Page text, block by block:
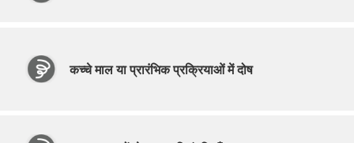
कच्चे माल या प्रारंभिक प्रक्रियाओं में दोष